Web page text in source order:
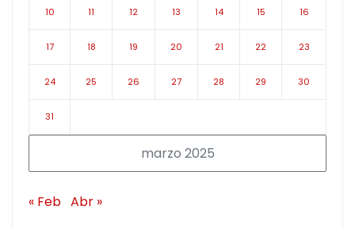
marzo 2025
10 11 12 13 14 15 16
17 18 19 20 21 22 23
24 25 26 27 28 29 30
31
« Feb Abr »